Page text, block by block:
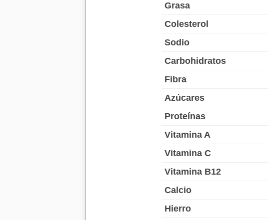
Grasa
Colesterol
Sodio
Carbohidratos
Fibra
Azúcares
Proteínas
Vitamina A
Vitamina C
Vitamina B12
Calcio
Hierro